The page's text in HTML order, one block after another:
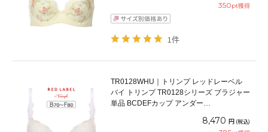
350pt獲得
1件
TR0128WHU｜トリンプ レッドレーベル
バイ トリンプ TR0128シリーズ ブラジャー
単品 BCDEFカップ アンダー
8,470 円 (税込)